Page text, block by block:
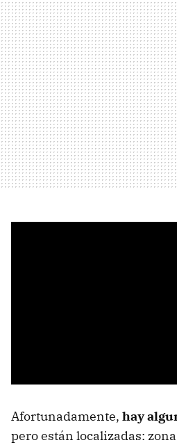
Afortunadamente, hay
pero están localizadas: